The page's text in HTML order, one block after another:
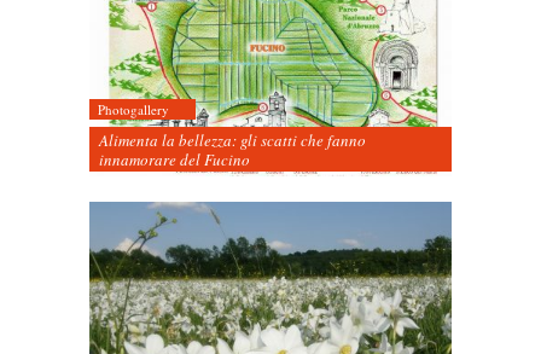
Photogallery
Alimenta la bellezza: gli scatti che fanno
innamorare del Fucino